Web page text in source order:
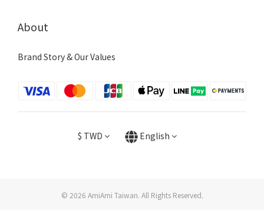
About
Brand Story & Our Values
$ TWD English
© 2026 AmiAmi Taiwan. All Rights Reserved.